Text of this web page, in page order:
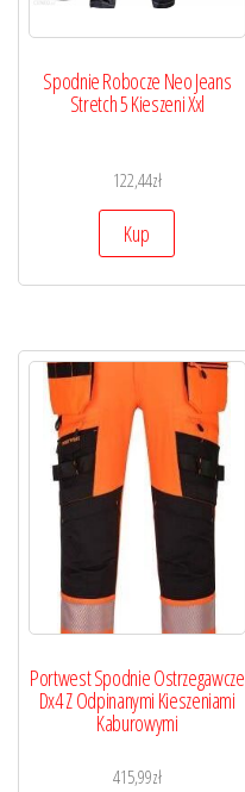
Spodnie Robocze Neo Jeans
Stretch 5 Kieszeni Xxl
122,44zł
Kup
Portwest Spodnie Ostrzegawcze
Dx4 Z Odpinanymi Kieszeniami
Kaburowymi
415,99zł